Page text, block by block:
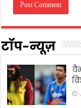
टॉप-न्यूज़